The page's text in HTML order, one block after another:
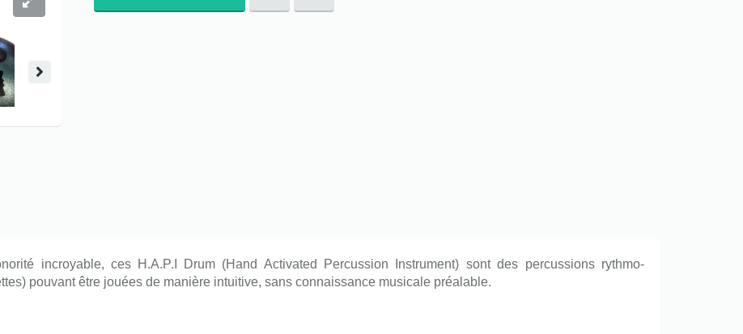
incroyable, ces H.A.P.I Drum (Hand Activated Percussion Instrument) sont des percussions rythmo-
pouvant être jouées de manière intuitive, sans connaissance musicale préalable.